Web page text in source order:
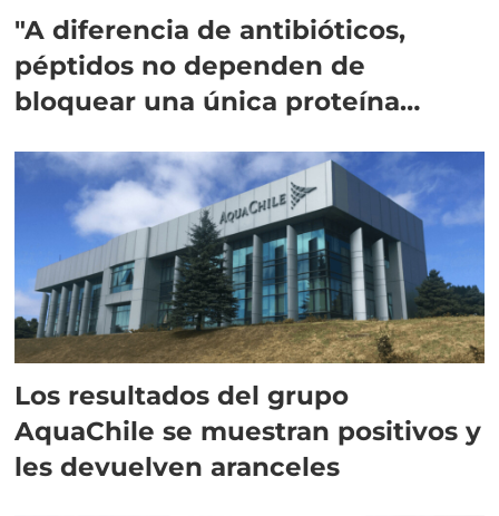
"A diferencia de antibióticos,
péptidos no dependen de
bloquear una única proteína
Los resultados del grupo
AquaChile se muestran positivos y
les devuelven aranceles